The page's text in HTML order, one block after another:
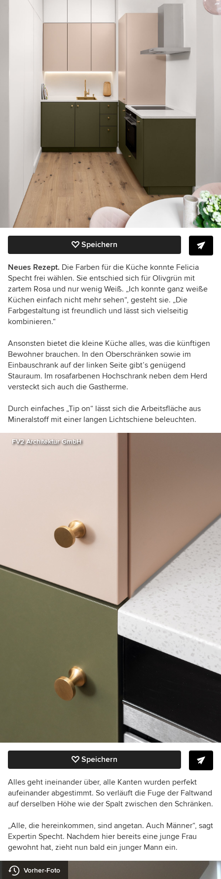
Speichern
Neues Rezept. Die Farben für die Küche konnte Felicia
Specht frei wählen. Sie entschied sich für Olivgrün mit
zartem Rosa und nur wenig Weiß. „Ich konnte ganz weiße
Küchen einfach nicht mehr sehen“, gesteht sie. „Die
Farbgestaltung ist freundlich und lässt sich vielseitig
kombinieren.“
Ansonsten bietet die kleine Küche alles, was die künftigen
Bewohner brauchen. In den Oberschränken sowie im
Einbauschrank auf der linken Seite gibt’s genügend
Stauraum. Im rosafarbenen Hochschrank neben dem Herd
versteckt sich auch die Gastherme.
Durch einfaches „Tip on“ lässt sich die Arbeitsfläche aus
Mineralstoff mit einer langen Lichtschiene beleuchten.
FV2 Architektur GmbH
Speichern
Alles geht ineinander über, alle Kanten wurden perfekt
aufeinander abgestimmt. So verläuft die Fuge der Faltwand
auf derselben Höhe wie der Spalt zwischen den Schränken.
„Alle, die hereinkommen, sind angetan. Auch Männer“, sagt
Expertin Specht. Nachdem hier bereits eine junge Frau
gewohnt hat, zieht nun bald ein junger Mann ein.
Vorher-Foto